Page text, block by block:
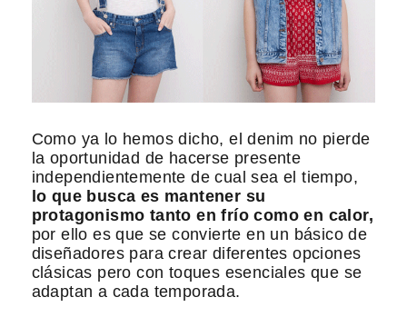
Como ya lo hemos dicho, el denim no pierde
la oportunidad de hacerse presente
independientemente de cual sea el tiempo,
lo que busca es mantener su
protagonismo tanto en frío como en calor,
por ello es que se convierte en un básico de
diseñadores para crear diferentes opciones
clásicas pero con toques esenciales que se
adaptan a cada temporada.